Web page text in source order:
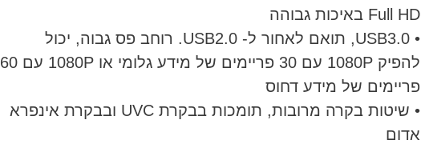
Full HD באיכות גבוהה
• USB3.0, תואם לאחור ל- USB2.0. רוחב פס גבוה, יכול
להפיק 1080P עם 30 פריימים של מידע גלומי או 1080P עם 60
פריימים של מידע דחוס
• שיטות בקרה מרובות, תומכות בבקרת UVC ובבקרת אינפרא
אדום